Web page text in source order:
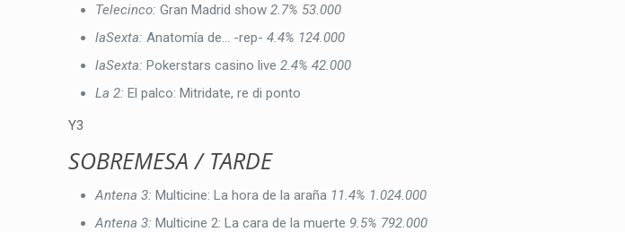
Telecinco: Gran Madrid show2.7% 53.000
laSexta: Anatomía de… -rep-4.4% 124.000
laSexta: Pokerstars casino live2.4% 42.000
La 2: El palco: Mitridate, re di ponto
Y3
SOBREMESA / TARDE
Antena 3: Multicine: La hora de la araña 11.4% 1.024.000
Antena 3: Multicine 2: La cara de la muerte 9.5% 792.000